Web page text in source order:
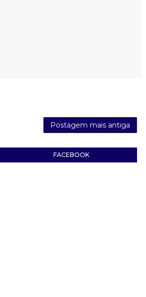
Postagem mais antiga
FACEBOOK